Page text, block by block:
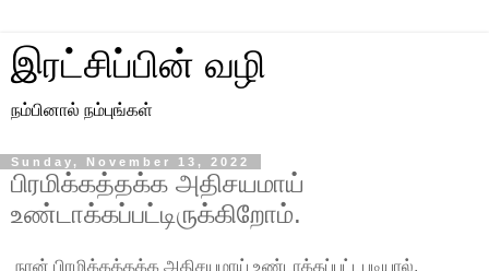
இரட்சிப்பின் வழி
நம்பினால் நம்புங்கள்
Sunday, November 13, 2022
பிரமிக்கத்தக்க அதிசயமாய்
உண்டாக்கப்பட்டிருக்கிறோம்.
நான் பிரமிக்கத்தக்க அதிசயமாய் உண்டாக்கப்பட்டபடியால்,